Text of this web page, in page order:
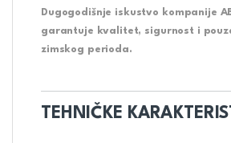
Dugogodišnje iskustvo kompanije
garantuje kvalitet, sigurnost i
zimskog perioda.
TEHNIČKE